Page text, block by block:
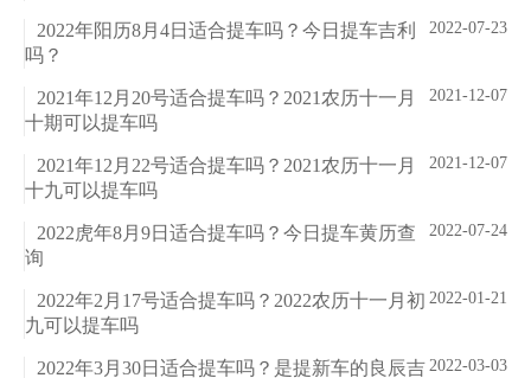
2022-07-23
2022年阳历8月4日适合提车吗？今日提车吉利
吗？
2021-12-07
2021年12月20号适合提车吗？2021农历十一月
十期可以提车吗
2021-12-07
2021年12月22号适合提车吗？2021农历十一月
十九可以提车吗
2022-07-24
2022虎年8月9日适合提车吗？今日提车黄历查
询
2022-01-21
2022年2月17号适合提车吗？2022农历十一月初
九可以提车吗
2022-03-03
2022年3月30日适合提车吗？是提新车的良辰吉